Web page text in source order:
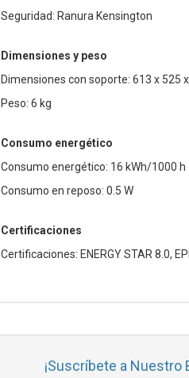
Seguridad: Ranura Kensington
Dimensiones y peso
Dimensiones con soporte: 613 x 525
Peso: 6 kg
Consumo energético
Consumo energético: 16 kWh/1000 h
Consumo en reposo: 0.5 W
Certificaciones
Certificaciones: ENERGY STAR 8.0,
¡Suscríbete a Nuestro